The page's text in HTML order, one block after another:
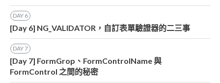
DAY 6
[Day 6] NG_VALIDATOR，自訂表單驗證器的二三事
DAY7
[Day 7] FormGrop、FormControlName 與
FormControl 之間的秘密